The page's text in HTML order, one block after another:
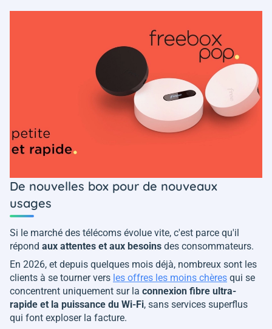
De nouvelles box pour de nouveaux
usages
Si le marché des télécoms évolue vite, c'est parce qu'il
répond aux attentes et aux besoins des consommateurs.
En 2026, et depuis quelques mois déjà, nombreux sont les
clients à se tourner vers les offres les moins chères qui se
concentrent uniquement sur la connexion fibre ultra-
rapide et la puissance du Wi-Fi, sans services superflus
qui font exploser la facture.